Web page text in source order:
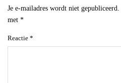
Je e-mailadres wordt niet gepubliceerd.
met *
Reactie *